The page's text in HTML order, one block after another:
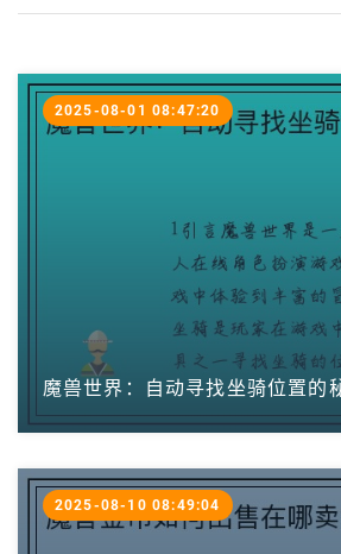
魔兽世界：自动寻找坐骑位置的
2025-08-01 08:47:20
2025-08-10 08:49:04